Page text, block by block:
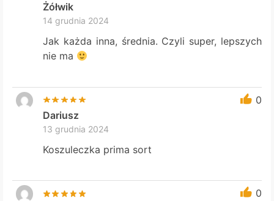
Żółwik
14 grudnia 2024
Jak każda inna, średnia. Czyli super, lepszych
nie ma
0
Dariusz
13 grudnia 2024
Koszuleczka prima sort
0